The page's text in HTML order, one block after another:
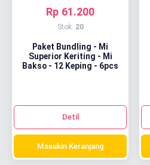
Rp 61.200
Stok: 20
Paket Bundling - Mi
Superior Keriting - Mi
Bakso - 12 Keping - 6pcs
Detil
Masukin Keranjang